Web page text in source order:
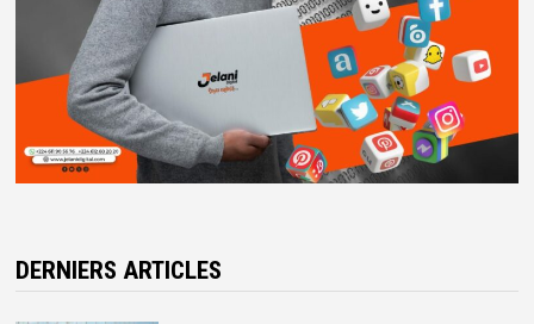
DERNIERS ARTICLES